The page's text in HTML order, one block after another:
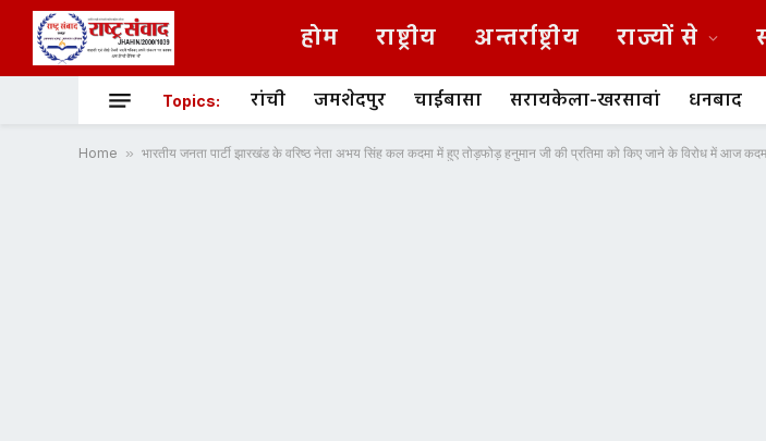
होम राष्ट्रीय अन्तर्राष्ट्रीय राज्यों से
Topics: रांची जमशेदपुर चाईबासा सरायकेला-खरसावां धनबाद
Home » भारतीय जनता पार्टी झारखंड के वरिष्ठ नेता अभय सिंह कल कदमा में हुए तोड़फोड़ हनुमान जी की प्रतिमा को किए जाने के विरोध में आज